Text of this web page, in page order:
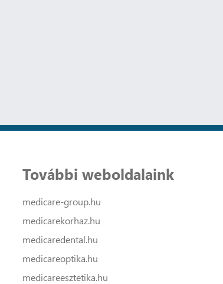
További weboldalaink
medicare-group.hu
medicarekorhaz.hu
medicaredental.hu
medicareoptika.hu
medicareesztetika.hu